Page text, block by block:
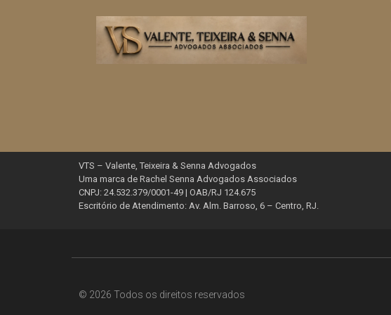
VTS – Valente, Teixeira & Senna Advogados
Uma marca de Rachel Senna Advogados Associados
CNPJ: 24.532.379/0001-49 | OAB/RJ 124.675
Escritório de Atendimento: Av. Alm. Barroso, 6 – Centro, RJ.
© 2026 Todos os direitos reservados